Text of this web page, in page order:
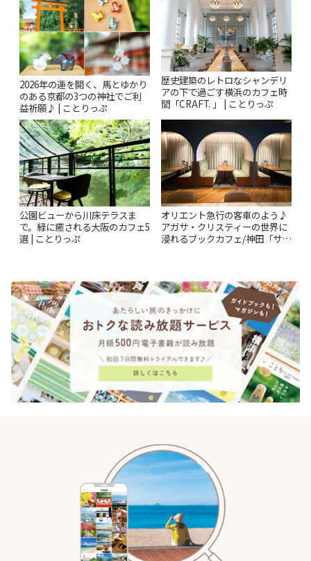
2026年の運を開く、馬とゆかり
のある京都の3つの神社でご利
益祈願♪ | ことりっぷ
歴史建築のレトロなシャンデリ
アの下で過ごす横浜のカフェ時
間「CRAFT. 」 | ことりっぷ
公園ビューから川床テラスま
で。緑に癒される大阪のカフェ5
選 | ことりっぷ
オリエント急行の客車のよう♪
アガサ・クリスティーの世界に
浸れるブックカフェ/神田「サロ